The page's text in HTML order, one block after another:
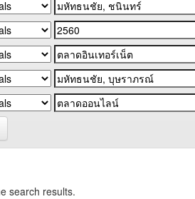
search results.